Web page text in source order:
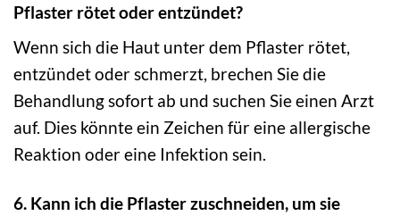
Pflaster rötet oder entzündet?
Wenn sich die Haut unter dem Pflaster rötet,
entzündet oder schmerzt, brechen Sie die
Behandlung sofort ab und suchen Sie einen Arzt
auf. Dies könnte ein Zeichen für eine allergische
Reaktion oder eine Infektion sein.
6. Kann ich die Pflaster zuschneiden, um sie